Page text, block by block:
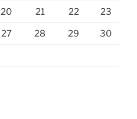
20 21 22 23
27 28 29 30